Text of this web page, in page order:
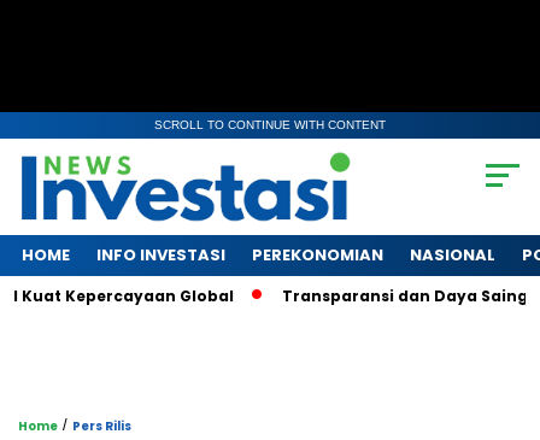
SCROLL TO CONTINUE WITH CONTENT
HOME INFO INVESTASI PEREKONOMIAN NASIONAL
Kepercayaan Global Transparansi dan Daya Saing:
Home / Pers Rilis